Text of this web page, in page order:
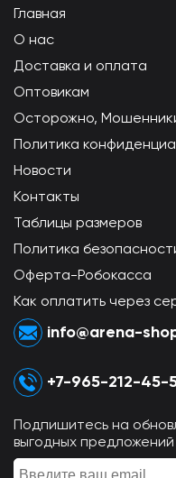
Главная
О нас
Доставка и оплата
Оптовикам
Осторожно,
Политика
Новости
Контакты
Таблицы размеров
Политика
Оферта-Робокасса
Как оплатить через
info@arena-
+7-965-212-45-
Подпишитесь на
выгодных предложений